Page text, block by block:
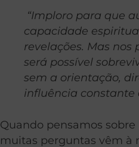
“Imploro para que
capacidade
revelações. Mas nos
será possível
sem a orientação,
influência constante
Quando pensamos sobre
muitas perguntas vêm à